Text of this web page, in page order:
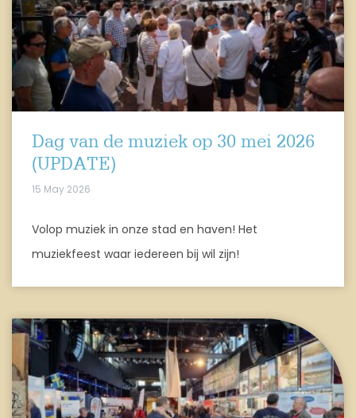
Dag van de muziek op 30 mei 2026
(UPDATE)
15 May 2026
Volop muziek in onze stad en haven! Het
muziekfeest waar iedereen bij wil zijn!